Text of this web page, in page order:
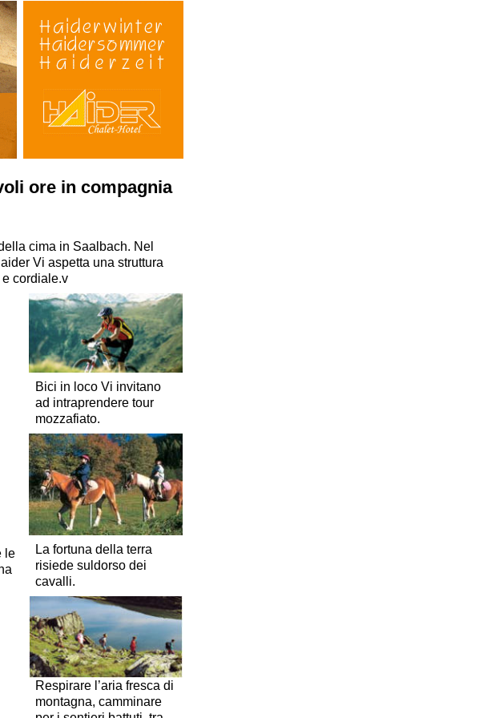
ore in compagnia
cima in Saalbach. Nel
Vi aspetta una struttura
cordiale.v
le
Bici in loco Vi invitano
ad intraprendere tour
mozzafiato.
La fortuna della terra
risiede suldorso dei
cavalli.
Respirare l’aria fresca di
montagna, camminare